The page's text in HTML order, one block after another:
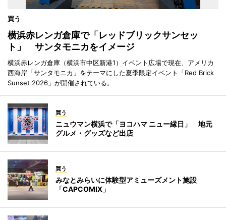
買う
横浜赤レンガ倉庫で「レッドブリックサンセッ
ト」 サンタモニカをイメージ
横浜赤レンガ倉庫（横浜市中区新港1）イベント広場で現在、アメリカ
西海岸「サンタモニカ」をテーマにした夏季限定イベント「Red Brick
Sunset 2026」が開催されている。
買う
ニュウマン横浜で「ヨコハマ ニュー縁日」 地元
グルメ・グッズなど出店
買う
みなとみらいに体験型アミューズメント施設
「CAPCOMIX」